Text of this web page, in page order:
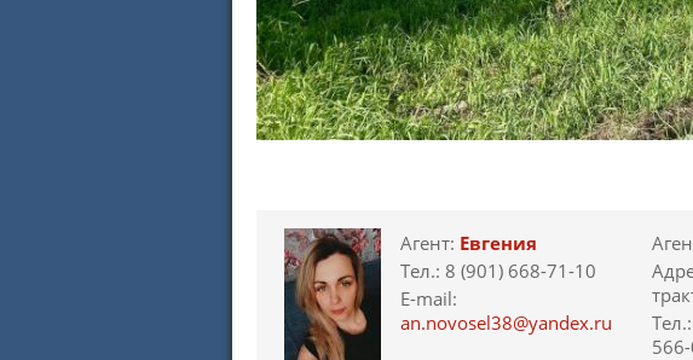
Агент: Евгения
Тел.: 8 (901) 668-71-10
E-mail:
an.novosel38@yandex.ru